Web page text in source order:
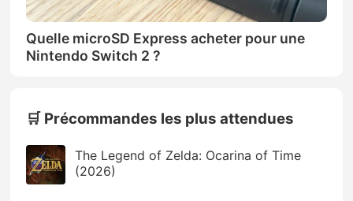
Quelle microSD Express acheter pour une
Nintendo Switch 2 ?
🛒 Précommandes les plus attendues
The Legend of Zelda: Ocarina of Time
(2026)